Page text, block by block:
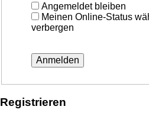
Angemeldet bleiben
Meinen Online-Status
verbergen
Registrieren